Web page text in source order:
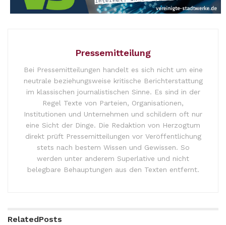
Pressemitteilung
Bei Pressemitteilungen handelt es sich nicht um eine
neutrale beziehungsweise kritische Berichterstattung
im klassischen journalistischen Sinne. Es sind in der
Regel Texte von Parteien, Organisationen,
Institutionen und Unternehmen und schildern oft nur
eine Sicht der Dinge. Die Redaktion von Herzogtum
direkt prüft Pressemitteilungen vor Veröffentlichung
stets nach bestem Wissen und Gewissen. So
werden unter anderem Superlative und nicht
belegbare Behauptungen aus den Texten entfernt.
RelatedPosts